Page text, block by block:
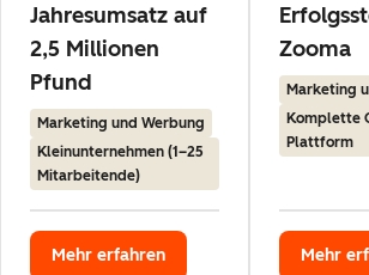
Jahresumsatz auf
2,5 Millionen
Pfund
Marketing und Werbung
Kleinunternehmen (1–25
Mitarbeitende)
Mehr erfahren
Zooma
Marketing
Komplette
Plattform
Mehr